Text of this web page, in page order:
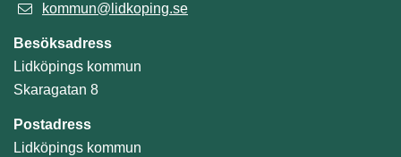
kommun@lidkoping.se
Besöksadress
Lidköpings kommun
Skaragatan 8
Postadress
Lidköpings kommun